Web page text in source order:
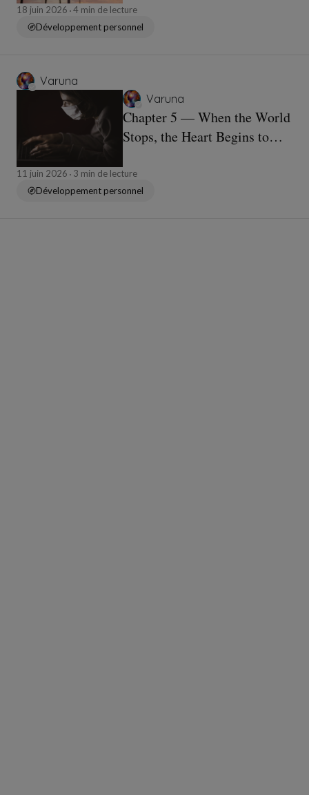
18 juin 2026 4 min de lecture
Développement personnel
Varuna
Varuna
Chapter 5 — When the World
Stops, the Heart Begins to
11 juin 2026
3 min de lecture
Développement personnel